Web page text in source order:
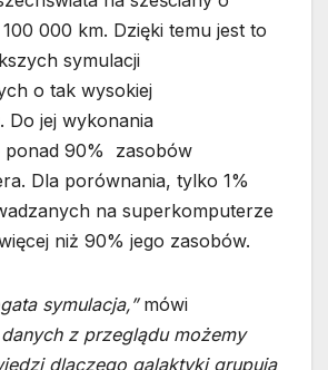
000 km. Dzięki temu jest to
symulacji
o tak wysokiej
Do jej wykonania
ponad 90% zasobów
Dla porównania, tylko 1%
na superkomputerze
niż 90% jego zasobów.
symulacja,” mówi
danych z przeglądu możemy
dlaczego galaktyki grupują